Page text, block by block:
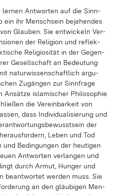
ler­nen Ant­wor­ten auf die Sinn­
ihr Mensch­sein be­ja­hen­des
Glau­ben. Sie ent­wi­ckeln Ver­
der Re­li­gi­on und re­flek­
Re­li­gio­si­tät in der Ge­gen­
Ge­sell­schaft an Be­deu­tung
na­tur­wis­sen­schaft­lich ar­gu­
Zu­gän­gen zur Sinn­fra­ge
An­sät­ze is­la­mi­scher Phi­lo­so­phie
die Ver­ein­bar­keit von
dass In­di­vi­dua­li­sie­rung und
der
Le­ben und Tod
Be­din­gun­gen der heu­ti­gen
Ant­wor­ten ver­lan­gen und
durch Ar­mut, Hun­ger und
be­ant­wor­tet wer­den muss. Sie
an den gläu­bi­gen Men­